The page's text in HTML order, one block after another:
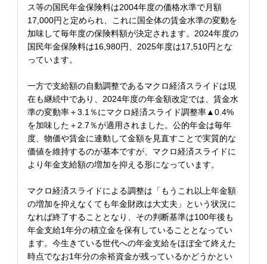
ス等の国民年金保険料は2004年度の価格水準で月額
17,000円と定められ、これに国全体の賃金水準の変動を
加味して毎年度の保険料額が決定されます。2024年度の
国民年金保険料は16,980円、2025年度は17,510円とな
っています。
一方で支給額の自動調整であるマクロ経済スライドは現
在も継続中であり、2024年度の年金額改定では、賃金水
準の変動率＋3.1％にマクロ経済スライド調整率▲0.4%
を加味した＋2.7％が適用されました。公的年金は毎年
度、物価や賃金に連動して金額を見直すことで実質的な
価値を維持するのが基本ですが、マクロ経済スライドに
より年金支給額の増加を抑える形になっています。
マクロ経済スライドによる調整は「もうこれ以上年金額
の増加を抑えなくても年金財政は大丈夫」という状況に
なれば終了することとなり、その判断基準は100年後も
年金支給1年分の積立金を保有していることとなってい
ます。今生きている世代への年金支給をほぼ全て終えた
時点でなお1年分の余裕資金が残っているかどうかとい